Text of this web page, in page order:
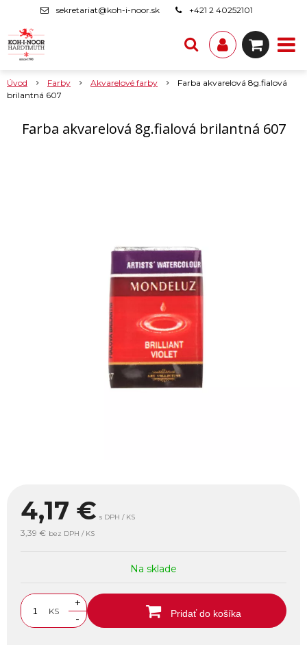
sekretariat@koh-i-noor.sk +421 2 40252101
Úvod Farby Akvarelové farby
Farba akvarelová 8g.fialová
brilantná 607
Farba akvarelová 8g.fialová brilantná 607
4,17 € s DPH / KS
3,39 € bez DPH / KS
Na sklade
KS
+
-
Pridať do košíka